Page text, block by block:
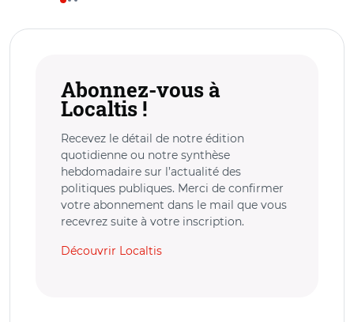
Abonnez-vous à
Localtis !
Recevez le détail de notre édition
quotidienne ou notre synthèse
hebdomadaire sur l’actualité des
politiques publiques. Merci de confirmer
votre abonnement dans le mail que vous
recevrez suite à votre inscription.
Découvrir Localtis